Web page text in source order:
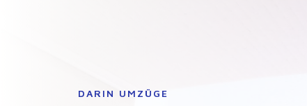
DARIN UMZÜGE